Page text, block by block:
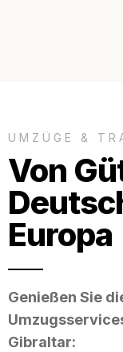
UMZÜGE &
Von
Europa
Genießen Sie
Gibraltar: